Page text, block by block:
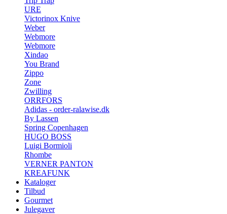
URE
Victorinox Knive
Weber
Webmore
Webmore
Xindao
You Brand
Zippo
Zone
Zwilling
ORRFORS
Adidas - order-ralawise.dk
By Lassen
Spring Copenhagen
HUGO BOSS
Luigi Bormioli
Rhombe
VERNER PANTON
KREAFUNK
Kataloger
Tilbud
Gourmet
Julegaver